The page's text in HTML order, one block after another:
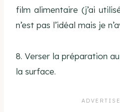
film alimentaire (j’ai
n’est pas l’idéal mais je
8. Verser la préparation
la surface.